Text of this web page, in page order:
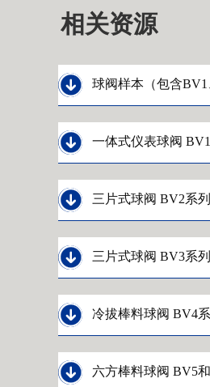
相关资源
 球阀样本（包含
 一体式仪表球阀
 三片式球阀 BV2系
 三片式球阀 BV3系
 冷拔棒料球阀 BV4
 六方棒料球阀 BV5